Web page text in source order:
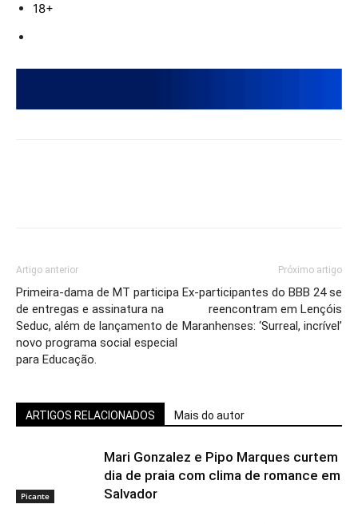
18+
Artigo anterior
Primeira-dama de MT participa
de entregas e assinatura na
Seduc, além de lançamento de
novo programa social especial
para Educação.
Próximo artigo
Ex-participantes do BBB 24 se
reencontram em Lençóis
Maranhenses: ‘Surreal, incrível’
ARTIGOS RELACIONADOS Mais do autor
Picante
Mari Gonzalez e Pipo Marques curtem
dia de praia com clima de romance em
Salvador